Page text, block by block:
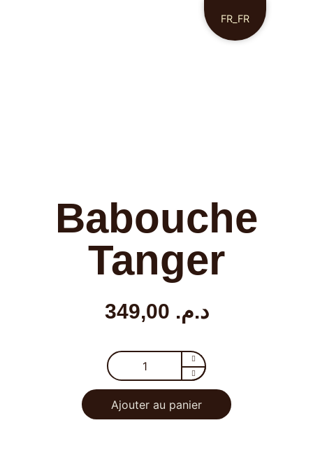
Babouche
Tanger
د.م.
Ajouter au panier
FR_FR